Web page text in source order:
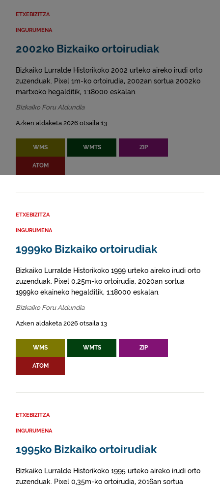
ETXEBIZITZA
INGURUMENA
2002ko Bizkaiko ortoirudiak
Bizkaiko Lurralde Historikoko 2002 urteko aireko irudi orto
zuzenduak. Pixel 1m-ko ortoirudia, 2002an sortua 2002ko
martxoko hegalditik, 1:18000 eskalan.
Bizkaiko Foru Aldundia
Azken aldaketa 2026 otsaila 13
WMS WMTS ZIP
ATOM
ETXEBIZITZA
INGURUMENA
1999ko Bizkaiko ortoirudiak
Bizkaiko Lurralde Historikoko 1999 urteko aireko irudi orto
zuzenduak. Pixel 0,25m-ko ortoirudia, 2020an sortua
1999ko ekaineko hegalditik, 1:18000 eskalan.
Bizkaiko Foru Aldundia
Azken aldaketa 2026 otsaila 13
WMS WMTS ZIP
ATOM
ETXEBIZITZA
INGURUMENA
1995ko Bizkaiko ortoirudiak
Bizkaiko Lurralde Historikoko 1995 urteko aireko irudi orto
zuzenduak. Pixel 0,35m-ko ortoirudia, 2016an sortua